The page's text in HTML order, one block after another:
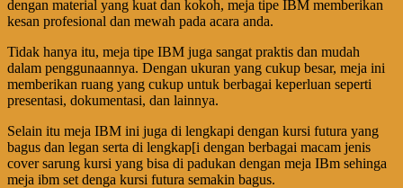
dengan material yang kuat dan kokoh, meja tipe IBM memberikan
kesan profesional dan mewah pada acara anda.
Tidak hanya itu, meja tipe IBM juga sangat praktis dan mudah
dalam penggunaannya. Dengan ukuran yang cukup besar, meja ini
memberikan ruang yang cukup untuk berbagai keperluan seperti
presentasi, dokumentasi, dan lainnya.
Selain itu meja IBM ini juga di lengkapi dengan kursi futura yang
bagus dan legan serta di lengkap[i dengan berbagai macam jenis
cover sarung kursi yang bisa di padukan dengan meja IBm sehinga
meja ibm set denga kursi futura semakin bagus.